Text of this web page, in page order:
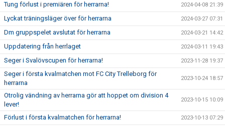
Tung förlust i premiären för herrarna! 2024-04-08 21:39
Lyckat träningsläger över för herrarna 2024-03-27 07:31
Dm gruppspelet avslutat för herrarna 2024-03-21 14:42
Uppdatering från herrlaget 2024-03-11 19:43
Seger i Svalövscupen för herrarna! 2023-11-28 19:37
Seger i första kvalmatchen mot FC City Trelleborg för
herrarna
2023-10-24 18:57
Otrolig vändning av herrarna gör att hoppet om division 4
lever!
2023-10-15 10:09
Förlust i första kvalmatchen för herrarna! 2023-10-13 07:29